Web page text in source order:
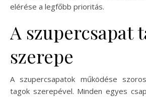
elérése a legfőbb prioritás.
A szupercsapat
szerepe
A szupercsapatok működése
tagok szerepével. Minden egyes